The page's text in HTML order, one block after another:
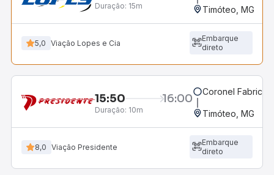
Duração: 15m Timóteo, MG
5,0 Viação Lopes e Cia
Embarque
direto
15:50 16:00
Duração: 10m
Coronel
Timóteo, MG
8,0 Viação Presidente
Embarque
direto